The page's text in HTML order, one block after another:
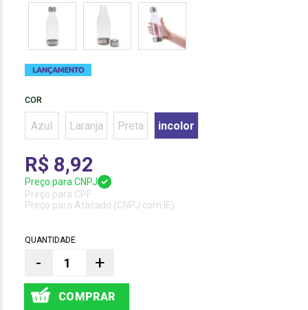
COR
Azul Laranja Preta incolor
R$ 8,92
Preço para CNPJ
Preço para CPF
Preço para Atacado (CNPJ com IE)
QUANTIDADE
- +